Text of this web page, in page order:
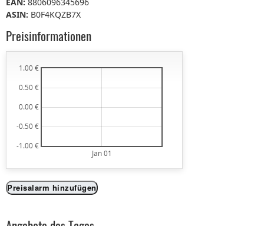
ASIN: B0F4KQZB7X
Preisinformationen
Jan 01
-1.00 €
-0.50 €
0.00 €
0.50 €
1.00 €
Preisalarm hinzufügen